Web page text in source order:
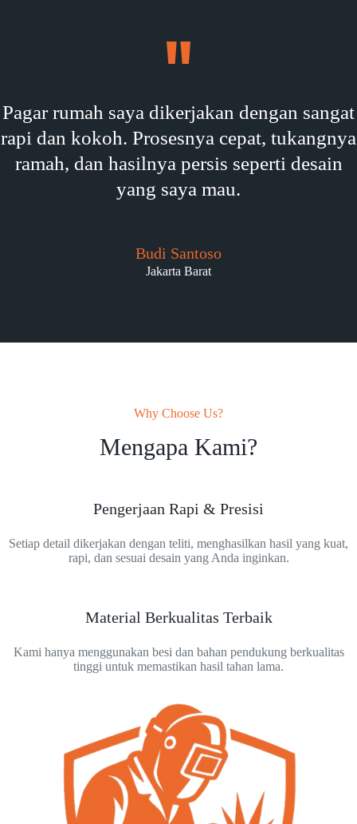
Pagar rumah saya dikerjakan dengan sangat
rapi dan kokoh. Prosesnya cepat, tukangnya
ramah, dan hasilnya persis seperti desain
yang saya mau.
Budi Santoso
Jakarta Barat
Why Choose Us?
Mengapa Kami?
Pengerjaan Rapi & Presisi
Setiap detail dikerjakan dengan teliti, menghasilkan hasil yang kuat,
rapi, dan sesuai desain yang Anda inginkan.
Material Berkualitas Terbaik
Kami hanya menggunakan besi dan bahan pendukung berkualitas
tinggi untuk memastikan hasil tahan lama.